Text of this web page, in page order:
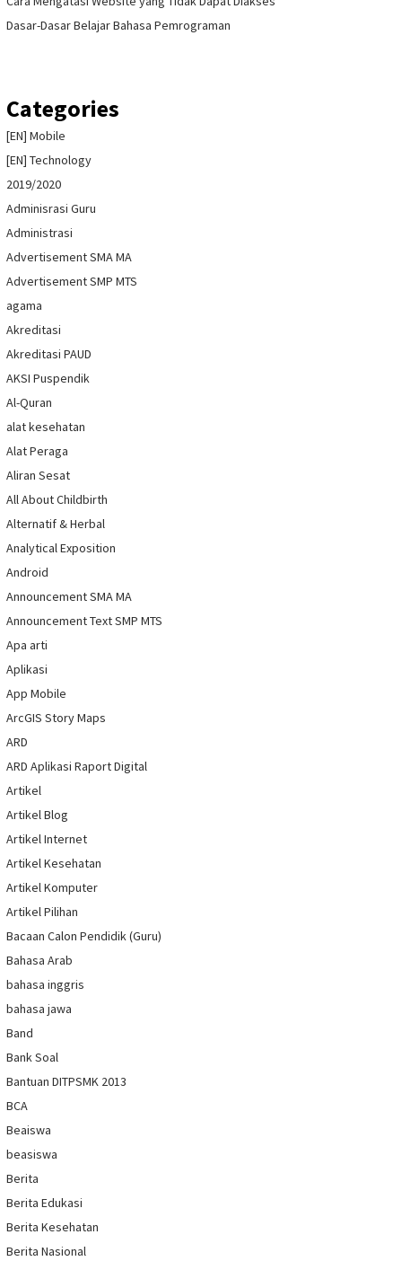
Dasar-Dasar Belajar Bahasa Pemrograman
Categories
[EN] Mobile
[EN] Technology
2019/2020
Adminisrasi Guru
Administrasi
Advertisement SMA MA
Advertisement SMP MTS
agama
Akreditasi
Akreditasi PAUD
AKSI Puspendik
Al-Quran
alat kesehatan
Alat Peraga
Aliran Sesat
All About Childbirth
Alternatif & Herbal
Analytical Exposition
Android
Announcement SMA MA
Announcement Text SMP MTS
Apa arti
Aplikasi
App Mobile
ArcGIS Story Maps
ARD
ARD Aplikasi Raport Digital
Artikel
Artikel Blog
Artikel Internet
Artikel Kesehatan
Artikel Komputer
Artikel Pilihan
Bacaan Calon Pendidik (Guru)
Bahasa Arab
bahasa inggris
bahasa jawa
Band
Bank Soal
Bantuan DITPSMK 2013
BCA
Beaiswa
beasiswa
Berita
Berita Edukasi
Berita Kesehatan
Berita Nasional